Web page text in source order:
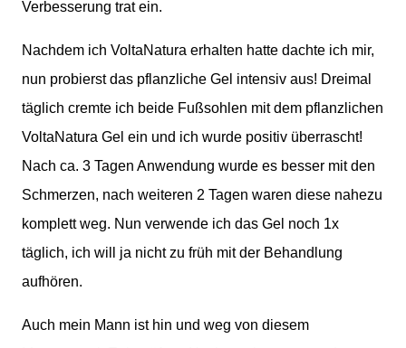
Verbesserung trat ein.
Nachdem ich VoltaNatura erhalten hatte dachte ich mir,
nun probierst das pflanzliche Gel intensiv aus! Dreimal
täglich cremte ich beide Fußsohlen mit dem pflanzlichen
VoltaNatura Gel ein und ich wurde positiv überrascht!
Nach ca. 3 Tagen Anwendung wurde es besser mit den
Schmerzen, nach weiteren 2 Tagen waren diese nahezu
komplett weg. Nun verwende ich das Gel noch 1x
täglich, ich will ja nicht zu früh mit der Behandlung
aufhören.
Auch mein Mann ist hin und weg von diesem